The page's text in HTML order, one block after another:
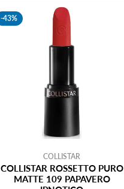
-43%
COLLISTAR
COLLISTAR ROSSETTO PURO
MATTE 109 PAPAVERO